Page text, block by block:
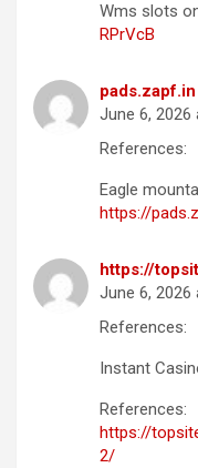
Wms slots
RPrVcB
pads.zapf.in
June 6, 2026
References:
Eagle
https://
https://
June 6, 2026
References:
Instant
References:
https://
2/